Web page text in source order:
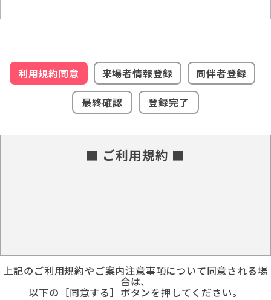
利用規約同意 来場者情報登録
同伴者登録
最終確認
登録完了
■ ご利用規約 ■
上記のご利用規約やご案内注意事項について同意される場
合は、
以下の［同意する］ボタンを押してください。